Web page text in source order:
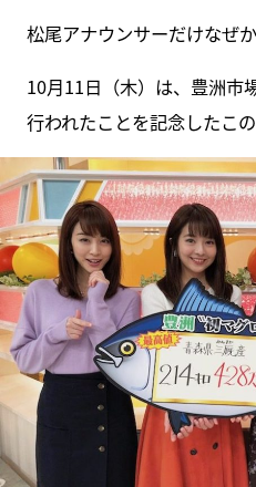
松尾アナウンサーだけなぜ
10月11日（木）は、豊洲市
行われたことを記念したこの